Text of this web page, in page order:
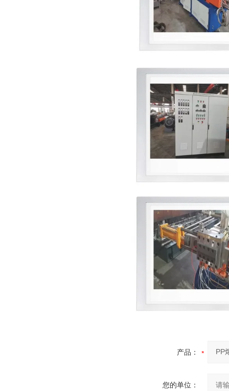
产品：
您的单位：